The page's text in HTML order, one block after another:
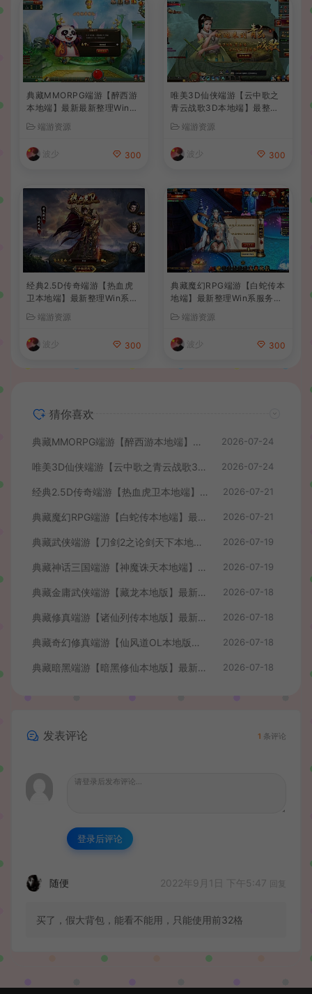
典藏MMORPG端游【醉西游
本地端】最新最新整理Win系
服务端+PC客户端+GM后台
+详细搭建教程
端游资源
波少 300
唯美3D仙侠端游【云中歌之
青云战歌3D本地端】最整理
Win系服务端+PC客户端+G
M工具+详细搭建教程
端游资源
波少 300
经典2.5D传奇端游【热血虎
卫本地端】最新整理Win系服
务端+PC客户端+详细搭建教
程
端游资源
波少 300
典藏魔幻RPG端游【白蛇传本
地端】最新整理Win系服务端
+PC客户端+GM工具+详细搭
建教程
端游资源
波少 300
猜你喜欢
典藏MMORPG端游【醉西游本地端】最新最新整理Win系服务端+PC客户端+GM后台+详细搭建教程 2026-07-24
唯美3D仙侠端游【云中歌之青云战歌3D本地端】最整理Win系服务端+PC客户端+GM工具+详细搭建教程 2026-07-24
经典2.5D传奇端游【热血虎卫本地端】最新整理Win系服务端+PC客户端+详细搭建教程 2026-07-21
典藏魔幻RPG端游【白蛇传本地端】最新整理Win系服务端+PC客户端+GM工具+详细搭建教程 2026-07-21
典藏武侠端游【刀剑2之论剑天下本地端】最新整理Win系服务端+PC客户端+GM工具+详细搭建教程 2026-07-19
典藏神话三国端游【神魔诛天本地端】最新整理Win系服务端+PC客户端+货币修改教程+详细搭建教程 2026-07-19
典藏金庸武侠端游【藏龙本地版】最新整理Win系服务端+PC客户端+GM工具+详细搭建教程 2026-07-18
典藏修真端游【诸仙列传本地版】最新整理Win系服务端+PC客户端+GM工具+详细搭建教程 2026-07-18
典藏奇幻修真端游【仙风道OL本地版】最新整理Win系服务端+PC客户端+GM工具+详细搭建教程 2026-07-18
典藏暗黑端游【暗黑修仙本地版】最新整理Win系服务端+PC客户端+GM工具+详细搭建教程 2026-07-18
发表评论 1 条评论
登录后评论
随便 2022年9月1日 下午5:47 回复
买了，假大背包，能看不能用，只能使用前32格